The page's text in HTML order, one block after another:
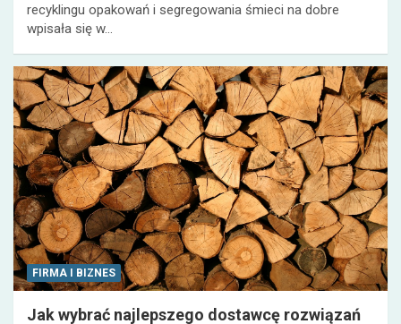
recyklingu opakowań i segregowania śmieci na dobre
wpisała się w…
FIRMA I BIZNES
Jak wybrać najlepszego dostawcę rozwiązań